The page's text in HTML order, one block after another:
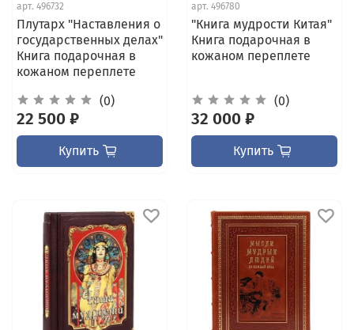
арт. 496732
Плутарх "Наставления о
государственных делах"
Книга подарочная в
кожаном переплете
(0)
22 500 ₽
Купить
арт. 496780
"Книга мудрости Китая"
Книга подарочная в
кожаном переплете
(0)
32 000 ₽
Купить